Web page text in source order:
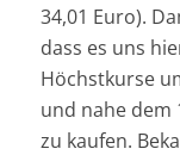
34,01 Euro).
dass es uns
Höchstkurse
und nahe dem
zu kaufen.